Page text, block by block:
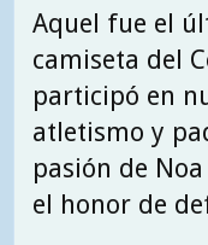
Aquel fue el
camiseta del
participó en
atletismo y
pasión de
el honor de